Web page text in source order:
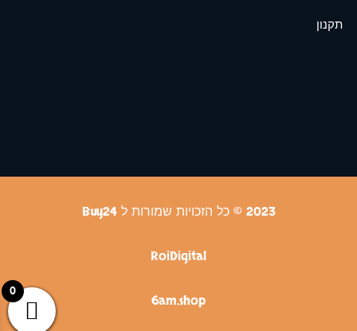
תקנון
2023 © כל הזכויות שמורות ל Buy24
RoiDigital
6am.shop
0